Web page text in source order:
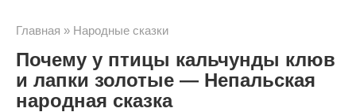
с
к
Главная » Народные сказки
Почему у птицы кальчунды клюв
и лапки золотые — Непальская
народная сказка